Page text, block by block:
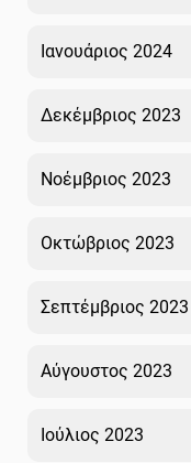
Ιανουάριος 2024
Δεκέμβριος 2023
Νοέμβριος 2023
Οκτώβριος 2023
Σεπτέμβριος 2023
Αύγουστος 2023
Ιούλιος 2023